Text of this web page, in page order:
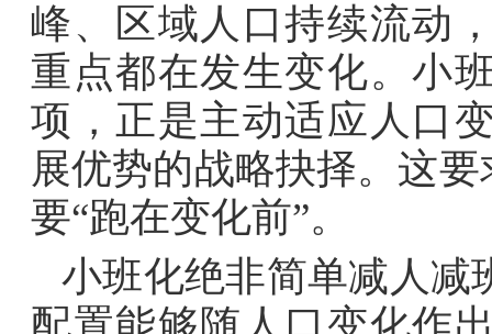
峰、区域人口持续流动
重点都在发生变化。小
项，正是主动适应人口
展优势的战略抉择。这
要“跑在变化前”。
小班化绝非简单减人减
配置能够随人口变化作